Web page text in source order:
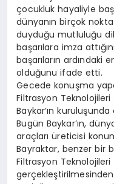
çocukluk hayaliyle
dünyanın birçok
duyduğu mutluluğu
başarılara imza
başarıların ardındaki
olduğunu ifade etti.
Gecede konuşma
Filtrasyon
Baykar’ın
Bugün Baykar’ın,
araçları üreticisi
Bayraktar, benzer bir
Filtrasyon Teknolojileri